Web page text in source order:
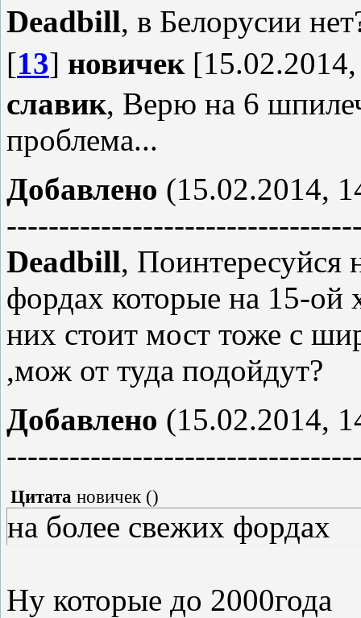
Deadbill, в Белорусии
[13] новичек
славик, Верю на 6
проблема...
Добавлено (15.02.2014,
Deadbill, Поинтересуйся
фордах которые на 15-ой
них стоит мост тоже с
,мож от туда подойдут?
Добавлено (15.02.2014,
Цитата новичек()
на более свежих фордах
Ну которые до 2000года